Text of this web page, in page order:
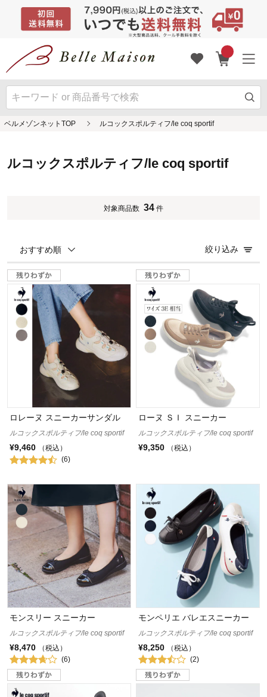
ベルメゾンネットTOP ルコックスポルティフ/le coq sportif
ルコックスポルティフ/le coq sportif
対象商品数 34 件
おすすめ順 絞り込み
ロレーヌ スニーカーサンダル
ルコックスポルティフ/le coq sportif
¥9,460
（税込）
(6)
ローヌ ＳＩ スニーカー
ルコックスポルティフ/le coq sportif
¥9,350 （税込）
モンスリー スニーカー
ルコックスポルティフ/le coq sportif
¥8,470
（税込）
(6)
モンペリエ バレエスニーカー
ルコックスポルティフ/le coq sportif
¥8,250
（税込）
(2)